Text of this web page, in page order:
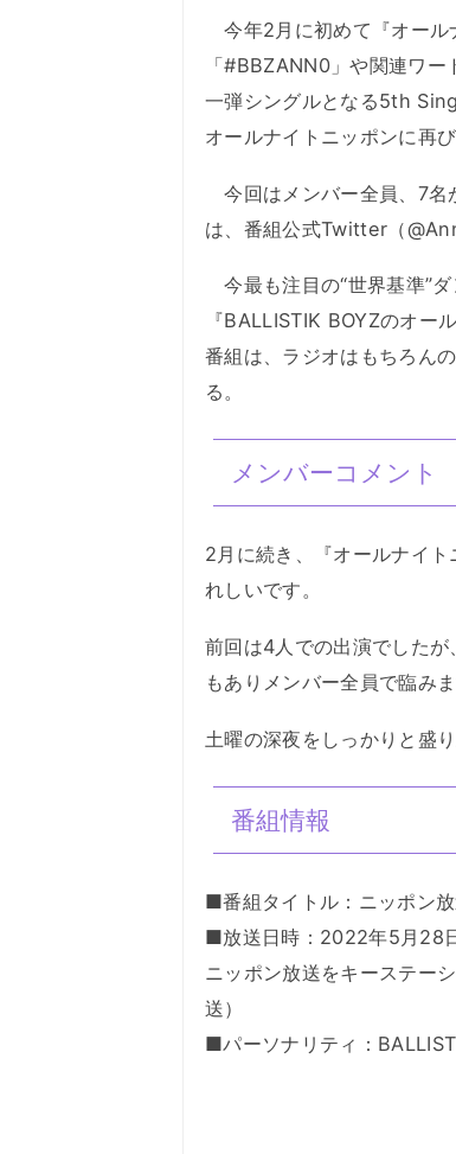
今年2月に初めて『オール
「#BBZANN0」や関連ワ
一弾シングルとなる5th
オールナイトニッポンに再び
今回はメンバー全員、7名
は、番組公式Twitter（
今最も注目の“世界基準”
『BALLISTIK BOYZのオー
番組は、ラジオはもちろん
る。
メンバーコメント
2月に続き、『オールナイ
れしいです。
前回は4人での出演でした
もありメンバー全員で臨みま
土曜の深夜をしっかりと盛
番組情報
■番組タイトル：ニッポン
■放送日時：2022年5月28
ニッポン放送をキーステー
送）
■パーソナリティ：